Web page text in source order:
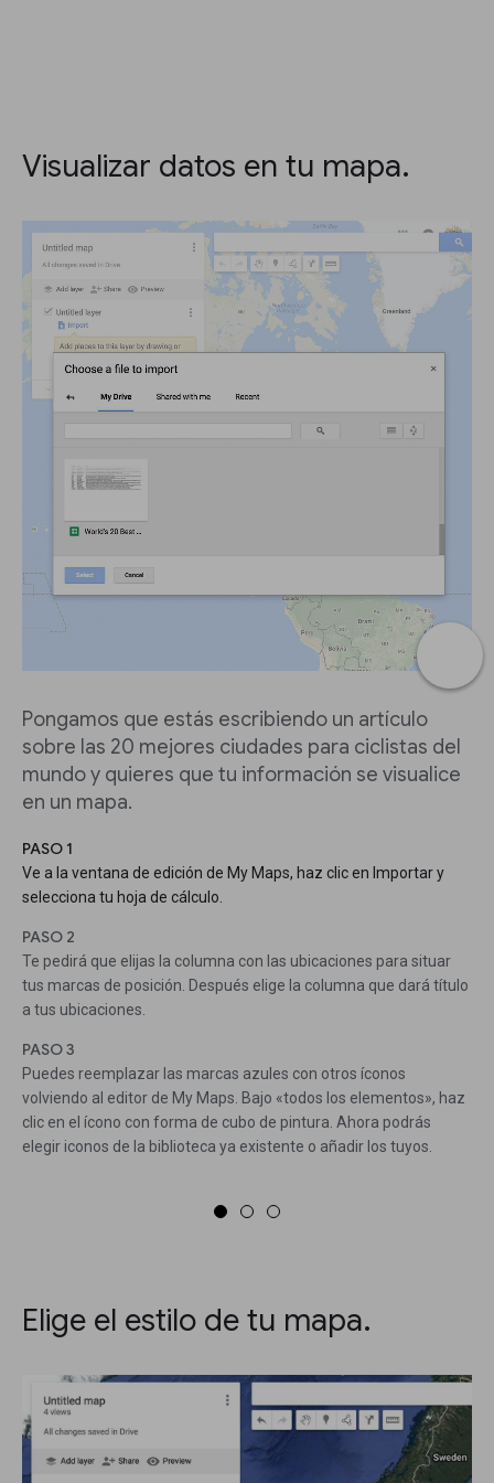
Visualizar datos en tu mapa.
Pongamos que estás escribiendo un artículo
sobre las 20 mejores ciudades para ciclistas del
mundo y quieres que tu información se visualice
en un mapa.
PASO 1
Ve a la ventana de edición de My Maps, haz clic en Importar y
selecciona tu hoja de cálculo.
PASO 2
Te pedirá que elijas la columna con las ubicaciones para situar
tus marcas de posición. Después elige la columna que dará título
a tus ubicaciones.
PASO 3
Puedes reemplazar las marcas azules con otros íconos
volviendo al editor de My Maps. Bajo «todos los elementos», haz
clic en el ícono con forma de cubo de pintura. Ahora podrás
elegir iconos de la biblioteca ya existente o añadir los tuyos.
Elige el estilo de tu mapa.